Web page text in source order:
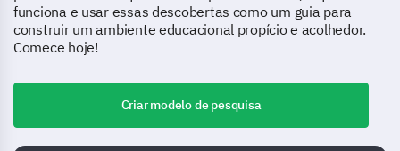
funciona e usar essas descobertas como um guia para
construir um ambiente educacional propício e acolhedor.
Comece hoje!
Criar modelo de pesquisa